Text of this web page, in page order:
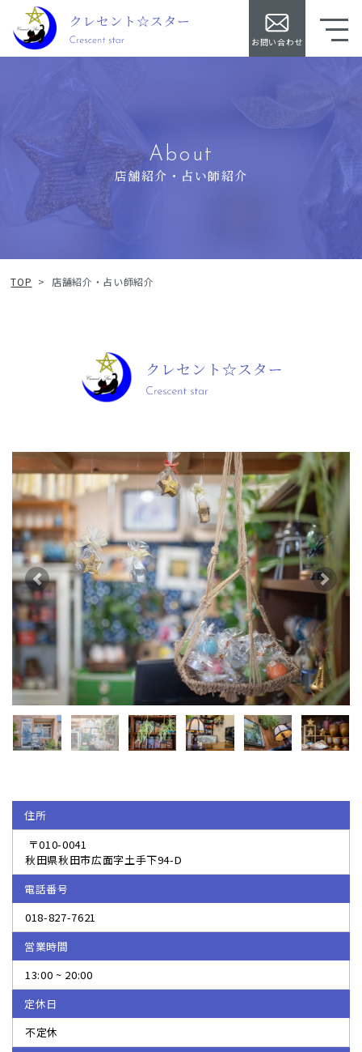
お問い合わせ
About
店舗紹介・占い師紹介
TOP > 店舗紹介・占い師紹介
前へ 次へ
住所
〒010-0041
秋田県秋田市広面字土手下94-D
電話番号
018-827-7621
営業時間
13:00 ~ 20:00
定休日
不定休